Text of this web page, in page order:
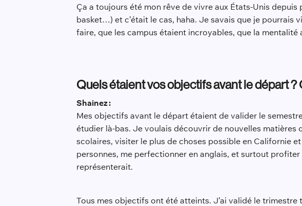
Ça a toujours été mon rêve de vivre aux États-Unis
basket…) et c’était le cas, haha. Je savais que je pourrais
faire, que les campus étaient incroyables, que la
Quels étaient vos objectifs avant le départ
Shainez :
Mes objectifs avant le départ étaient de valider le
étudier là-bas. Je voulais découvrir de nouvelles matières
scolaires, visiter le plus de choses possible en Californie
personnes, me perfectionner en anglais, et surtout
représenterait.
Tous mes objectifs ont été atteints. J’ai validé le